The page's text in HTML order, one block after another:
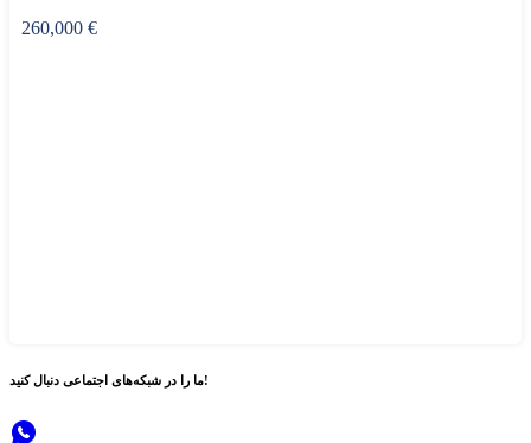
260,000 €
ما را در شبکه‌های اجتماعی دنبال کنید!